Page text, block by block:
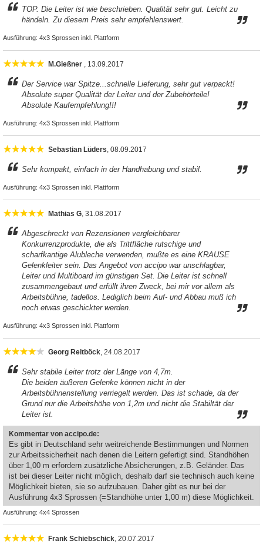
TOP. Die Leiter ist wie beschrieben. Qualität sehr gut. Leicht zu
händeln. Zu diesem Preis sehr empfehlenswert.
Ausführung: 4x3 Sprossen inkl. Plattform
M.Gießner , 13.09.2017
Der Service war Spitze...schnelle Lieferung, sehr gut verpackt!
Absolute super Qualität der Leiter und der Zubehörteile!
Absolute Kaufempfehlung!!!
Ausführung: 4x3 Sprossen inkl. Plattform
Sebastian Lüders, 08.09.2017
Sehr kompakt, einfach in der Handhabung und stabil.
Ausführung: 4x3 Sprossen inkl. Plattform
Mathias G, 31.08.2017
Abgeschreckt von Rezensionen vergleichbarer
Konkurrenzprodukte, die als Trittfläche rutschige und
scharfkantige Alubleche verwenden, mußte es eine KRAUSE
Gelenkleiter sein. Das Angebot von accipo war unschlagbar,
Leiter und Multiboard im günstigen Set. Die Leiter ist schnell
zusammengebaut und erfüllt ihren Zweck, bei mir vor allem als
Arbeitsbühne, tadellos. Lediglich beim Auf- und Abbau muß ich
noch etwas geschickter werden.
Ausführung: 4x3 Sprossen inkl. Plattform
Georg Reitböck, 24.08.2017
Sehr stabile Leiter trotz der Länge von 4,7m.
Die beiden äußeren Gelenke können nicht in der
Arbeitsbühnenstellung verriegelt werden. Das ist schade, da der
Grund nur die Arbeitshöhe von 1,2m und nicht die Stabiltät der
Leiter ist.
Kommentar von accipo.de:
Es gibt in Deutschland sehr weitreichende Bestimmungen und Normen
zur Arbeitssicherheit nach denen die Leitern gefertigt sind. Standhöhen
über 1,00 m erfordern zusätzliche Absicherungen, z.B. Geländer. Das
ist bei dieser Leiter nicht möglich, deshalb darf sie technisch auch keine
Möglichkeit bieten, sie so aufzubauen. Daher gibt es nur bei der
Ausführung 4x3 Sprossen (=Standhöhe unter 1,00 m) diese Möglichkeit.
Ausführung: 4x4 Sprossen
Frank Schiebschick, 20.07.2017